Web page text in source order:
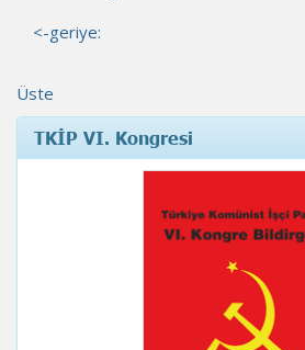
<-geriye:
Üste
TKİP VI. Kongresi